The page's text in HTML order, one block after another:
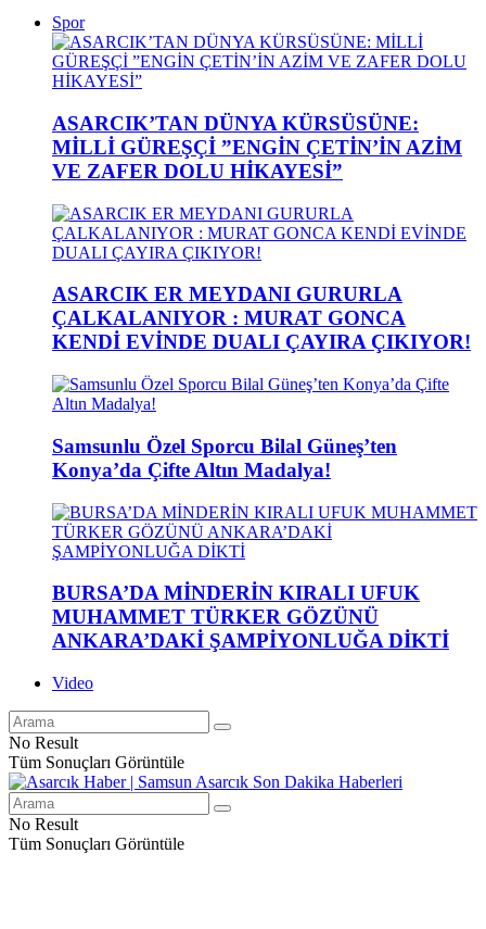
Spor
ASARCIK’TAN DÜNYA KÜRSÜSÜNE:
MİLLİ GÜREŞÇİ ”ENGİN ÇETİN’İN AZİM
VE ZAFER DOLU HİKAYESİ”
ASARCIK ER MEYDANI GURURLA
ÇALKALANIYOR : MURAT GONCA
KENDİ EVİNDE DUALI ÇAYIRA ÇIKIYOR!
Samsunlu Özel Sporcu Bilal Güneş’ten
Konya’da Çifte Altın Madalya!
BURSA’DA MİNDERİN KIRALI UFUK
MUHAMMET TÜRKER GÖZÜNÜ
ANKARA’DAKİ ŞAMPİYONLUĞA DİKTİ
Video
No Result
Tüm Sonuçları Görüntüle
No Result
Tüm Sonuçları Görüntüle